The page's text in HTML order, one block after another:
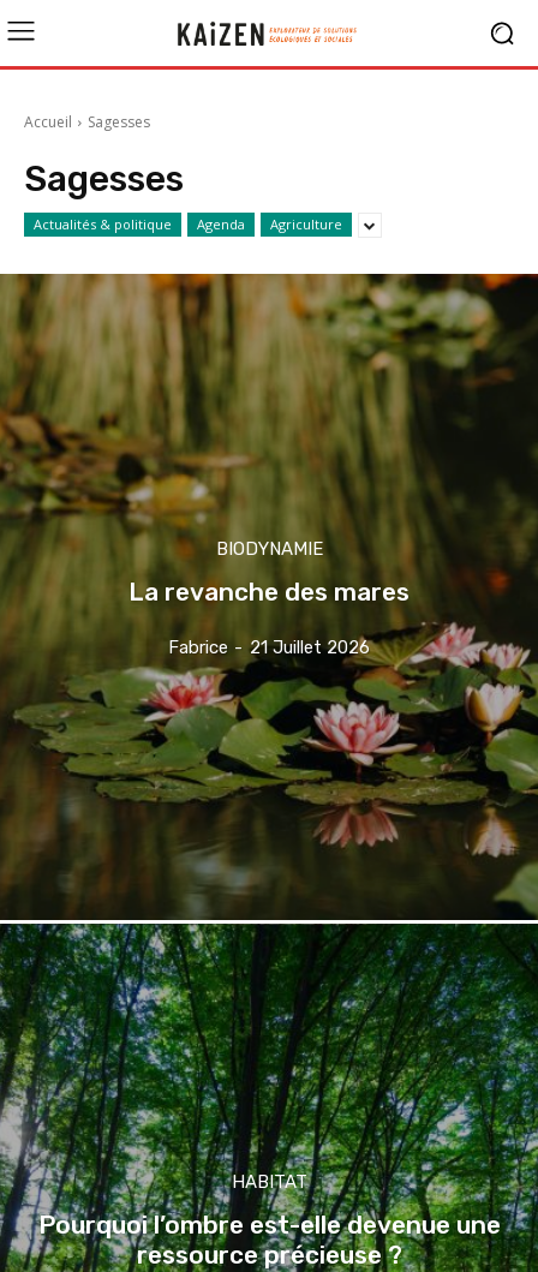
Accueil Sagesses
Sagesses
Actualités & politique Agenda Agriculture
BIODYNAMIE
La revanche des mares
Fabrice - 21 Juillet 2026
HABITAT
Pourquoi l’ombre est-elle devenue une
ressource précieuse ?